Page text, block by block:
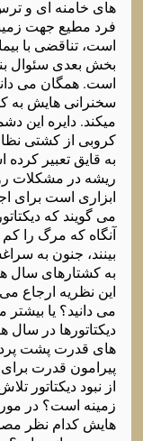
های خامنه ای و
فرد مطیع جهت
است، تناقضی با
بخش بعدی سئوال
است. همگان می
سخنرانی هایش به
میکند. دایره این
کروبی از کشتی
به قایق تعبیر
ریشه در مشکلات
ابزاری است برای
می گویند که
آنگاه که مرگ را
بینند، جنون به
به کشتارهای سال
این نظریه ارجاع
می دانید؟ یا
دیکتاتورها در
های قدرت پشت
پیرامون قدرت
از نبود دیکتاتور
زمینه است؟ در
هایش کدام نظر